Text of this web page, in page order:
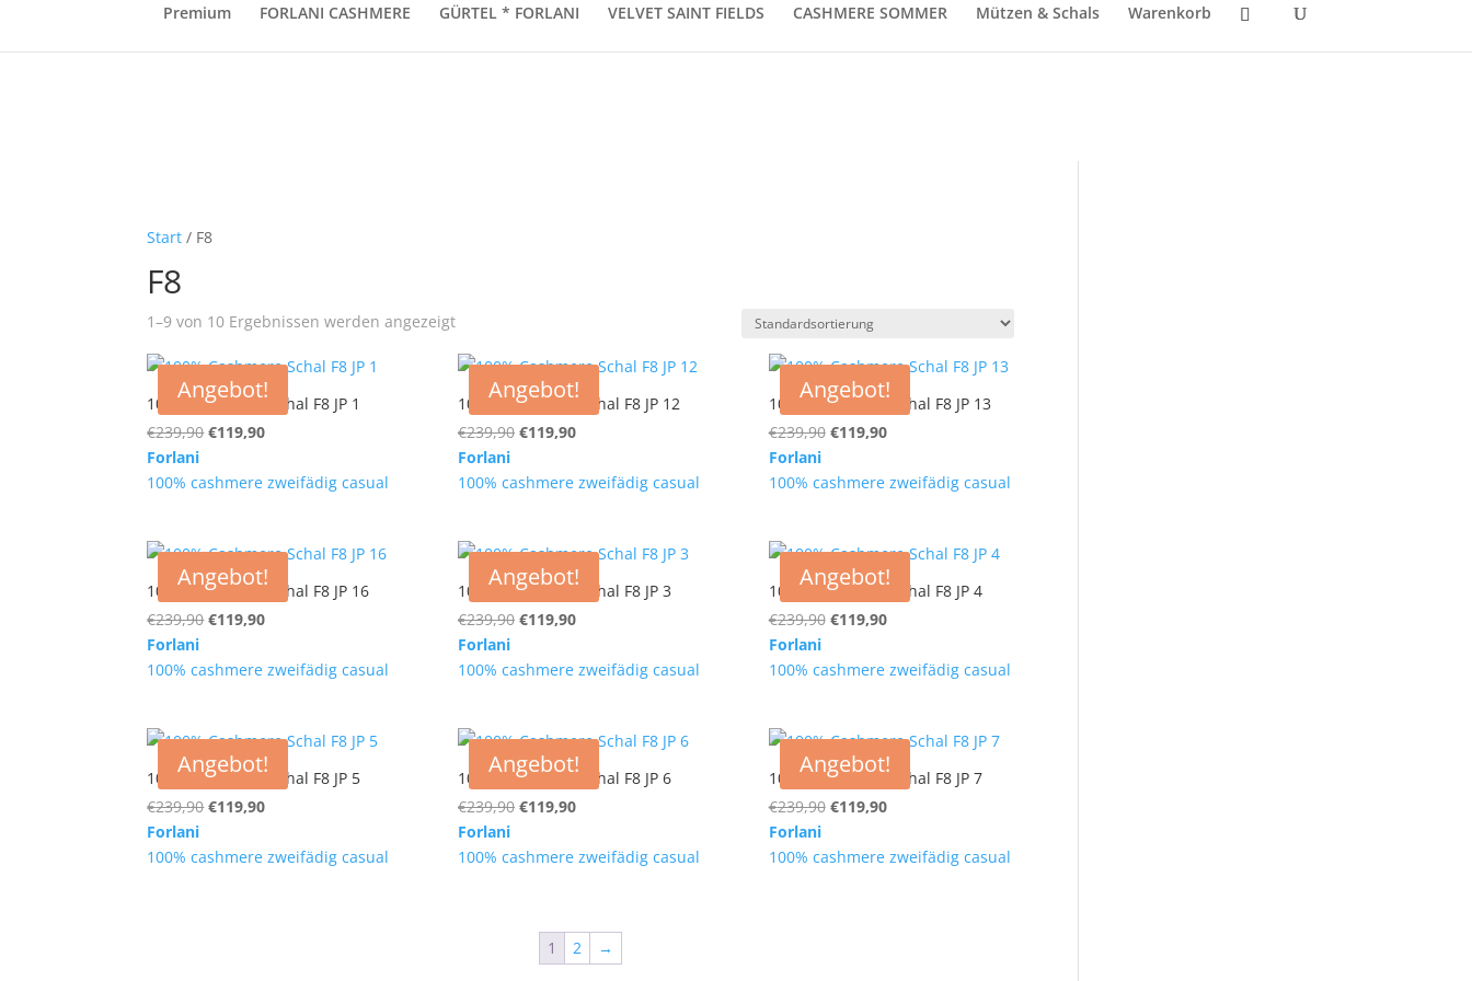
Premium FORLANI CASHMERE GÜRTEL * FORLANI VELVET SAINT FIELDS CASHMERE SOMMER Mützen & Schals Warenkorb
Start / F8
F8
1–9 von 10 Ergebnissen werden angezeigt
Angebot!
100% Cashmere Schal F8 JP 1
€239,90Ursprünglicher
war:
€119,90Aktueller
ist:
Forlani
100% cashmere zweifädig casual
Angebot!
100% Cashmere Schal F8 JP 12
€239,90 Ursprünglicher
war:
€119,90Aktueller
ist:
Forlani
100% cashmere zweifädig casual
Angebot!
100% Cashmere Schal F8 JP 13
€239,90 Ursprünglicher
war:
€119,90Aktueller
ist:
Forlani
100% cashmere zweifädig casual
Angebot!
100% Cashmere Schal F8 JP 16
€239,90Ursprünglicher
war:
€119,90Aktueller
ist:
Forlani
100% cashmere zweifädig casual
Angebot!
100% Cashmere Schal F8 JP 3
€239,90 Ursprünglicher
war:
€119,90Aktueller
ist:
Forlani
100% cashmere zweifädig casual
Angebot!
100% Cashmere Schal F8 JP 4
€239,90 Ursprünglicher
war:
€119,90Aktueller
ist:
Forlani
100% cashmere zweifädig casual
Angebot!
100% Cashmere Schal F8 JP 5
€239,90Ursprünglicher
war:
€119,90Aktueller
ist:
Forlani
100% cashmere zweifädig casual
Angebot!
100% Cashmere Schal F8 JP 6
€239,90 Ursprünglicher
war:
€119,90Aktueller
ist:
Forlani
100% cashmere zweifädig casual
Angebot!
100% Cashmere Schal F8 JP 7
€239,90 Ursprünglicher
war:
€119,90Aktueller
ist:
Forlani
100% cashmere zweifädig casual
1 2 →